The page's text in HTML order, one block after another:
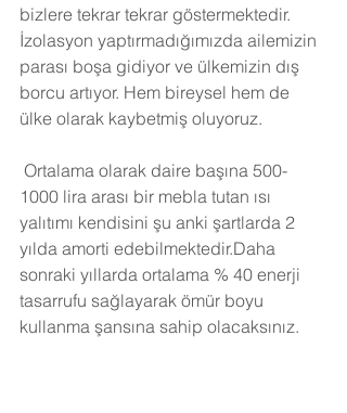
bizlere tekrar tekrar göstermektedir.
İzolasyon yaptırmadığımızda ailemizin
parası boşa gidiyor ve ülkemizin dış
borcu artıyor. Hem bireysel hem de
ülke olarak kaybetmiş oluyoruz.
Ortalama olarak daire başına 500-
1000 lira arası bir mebla tutan ısı
yalıtımı kendisini şu anki şartlarda 2
yılda amorti edebilmektedir.Daha
sonraki yıllarda ortalama % 40 enerji
tasarrufu sağlayarak ömür boyu
kullanma şansına sahip olacaksınız.